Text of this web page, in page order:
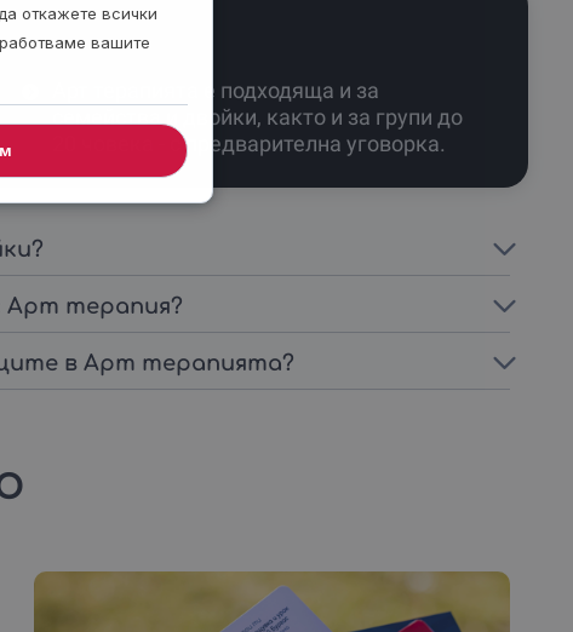
Арт терапията е подходяща и за
семейства и двойки, както и за групи до
20 човека - с предварителна уговорка.
Арт терапия?
в Арт терапията?
откажете всички
вашите